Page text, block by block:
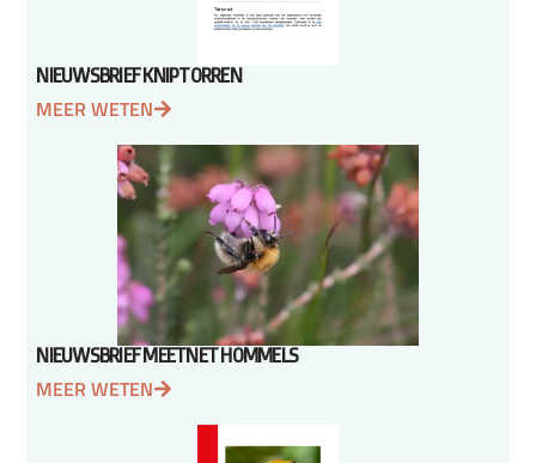
NIEUWSBRIEF KNIPTORREN
MEER WETEN
NIEUWSBRIEF MEETNET HOMMELS
MEER WETEN